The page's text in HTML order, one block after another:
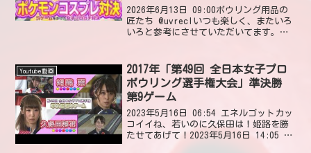
2026年6月13日 09:00ボウリング用品の
匠たち @uvreclいつも楽しく、またいろ
いろと参考にさせていただいてます。今
変喜んでます～！2026年6月19日 1...
Youtube動画
2017年「第49回 全日本女子プロ
ボウリング選手権大会」準決勝
第9ゲーム
2023年5月16日 06:54 エネルゴットカッ
コイイね、若いのに久保田は！姫路を勝
たせてあげて！2023年5月16日 14:05 い